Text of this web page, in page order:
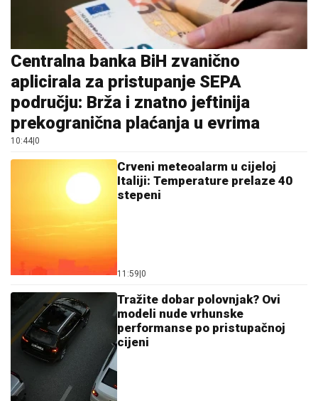
Centralna banka BiH zvanično
aplicirala za pristupanje SEPA
području: Brža i znatno jeftinija
prekogranična plaćanja u evrima
10:44 0
Crveni meteoalarm u cijeloj
Italiji: Temperature prelaze 40
stepeni
11:59 0
Tražite dobar polovnjak? Ovi
modeli nude vrhunske
performanse po pristupačnoj
cijeni